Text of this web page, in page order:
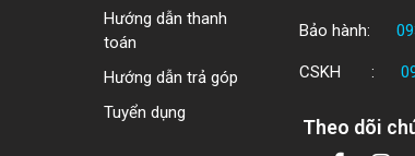
Hướng dẫn thanh
toán
Hướng dẫn trả góp
Tuyển dụng
Bảo hành:
CSKH :
Theo dõi